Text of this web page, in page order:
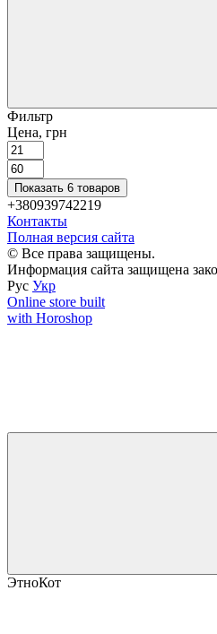
Фильтр
Цена, грн
Показать 6 товаров
+380939742219
Контакты
Полная версия сайта
© Все права защищены.
Информация сайта защищена
Рус Укр
Online store built
with Horoshop
ЭтноКот